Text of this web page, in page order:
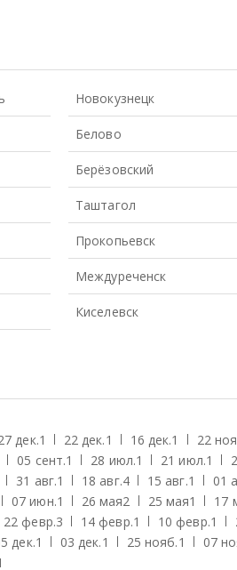
Новокузнецк
Белово
Берёзовский
Таштагол
Прокопьевск
Междуреченск
Киселевск
дек.1 22 дек.1 16 дек.1 22
05 сент.1 28 июл.1 21 июл.1
31 авг.1 18 авг.4 15 авг.1 01
07 июн.1 26 мая2 25 мая1 17
22 февр.3 14 февр.1 10 февр.1
дек.1 03 дек.1 25 нояб.1 07